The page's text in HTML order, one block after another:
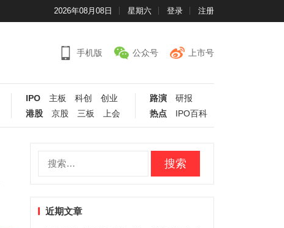
2026年08月08日 星期六 登录 注册
手机版 公众号 上市号
IPO 主板 科创
创业
港股
京股 三板 上会
路演
研报
热点
IPO百科
近期文章